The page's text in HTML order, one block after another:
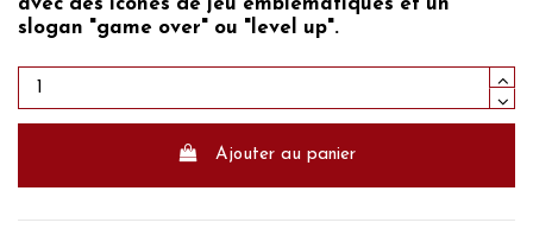
slogan "game over" ou "level up".
Ajouter au panier